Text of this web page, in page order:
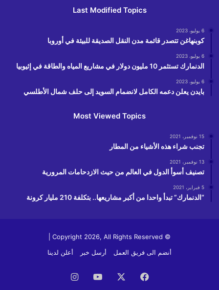
Last Modified Topics
6 يوليو، 2023
كوبنهاغن تتصدر قائمة مدن النقل الصديقة للبيئة في أوروبا
6 يوليو، 2023
الدنمارك تستثمر 10 مليون دولار في مشاريع المياه والطاقة في إثيوبيا
6 يوليو، 2023
بايدن يعلن دعمه الكامل لانضمام السويد إلى حلف شمال الأطلسي
Most Viewed Topics
15 نوفمبر، 2021
تجنب شراء هذه الأشياء من المطار
13 نوفمبر، 2021
تصنيف أسوأ الدول في العالم من حيث الازدحامات المرورية
5 فبراير، 2021
“الدنمارك” تبدأ واحدا من أكبر مشاريعها.. بتكلفة 210 مليار كرونة
© Copyright 2026, All Rights Reserved |
أنضم الى فريق العمل
أرسل خبر أعلن لدينا
فيسبوك ‫YouTube